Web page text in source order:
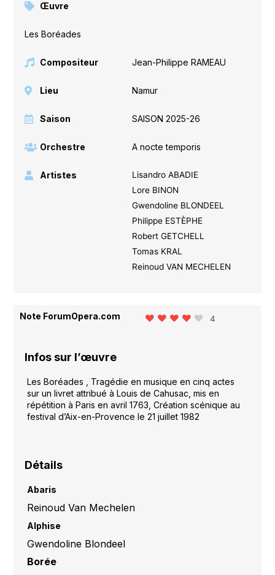
Œuvre
Les Boréades
Compositeur Jean-Philippe RAMEAU
Lieu Namur
Saison SAISON 2025-26
Orchestre A nocte temporis
Artistes
Lisandro ABADIE
Lore BINON
Gwendoline BLONDEEL
Philippe ESTÈPHE
Robert GETCHELL
Tomas KRAL
Reinoud VAN MECHELEN
Note ForumOpera.com 4
Infos sur l’œuvre
Les Boréades , Tragédie en musique en cinq actes
sur un livret attribué à Louis de Cahusac, mis en
répétition à Paris en avril 1763, Création scénique au
festival d’Aix-en-Provence le 21 juillet 1982
Détails
Abaris
Reinoud Van Mechelen
Alphise
Gwendoline Blondeel
Borée